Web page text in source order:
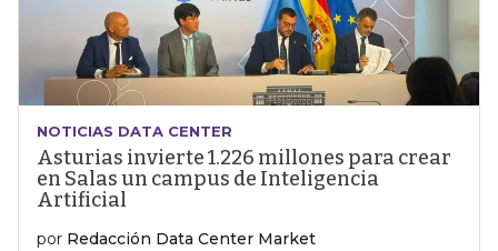
NOTICIAS DATA CENTER
Asturias invierte 1.226 millones para crear
en Salas un campus de Inteligencia
Artificial
por Redacción Data Center Market